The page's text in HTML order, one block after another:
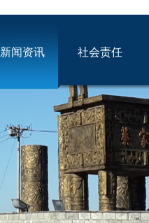
新闻资讯 社会责任